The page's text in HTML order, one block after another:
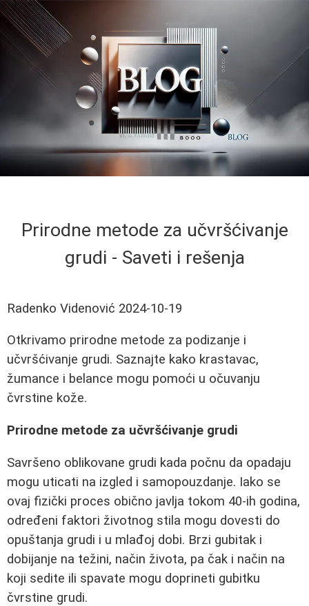
Prirodne metode za učvršćivanje
grudi - Saveti i rešenja
Radenko Videnović 2024-10-19
Otkrivamo prirodne metode za podizanje i
učvršćivanje grudi. Saznajte kako krastavac,
žumance i belance mogu pomoći u očuvanju
čvrstine kože.
Prirodne metode za učvršćivanje grudi
Savršeno oblikovane grudi kada počnu da opadaju
mogu uticati na izgled i samopouzdanje. Iako se
ovaj fizički proces obično javlja tokom 40-ih godina,
određeni faktori životnog stila mogu dovesti do
opuštanja grudi i u mlađoj dobi. Brzi gubitak i
dobijanje na težini, način života, pa čak i način na
koji sedite ili spavate mogu doprineti gubitku
čvrstine grudi.